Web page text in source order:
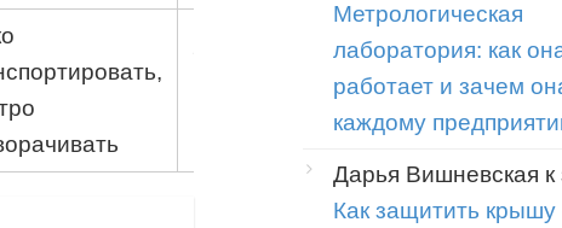
Ограниченная
грузоподъемность
Метрологическая
лаборатория: как
работает и зачем
каждому
Дарья Вишневская
Как защитить крышу